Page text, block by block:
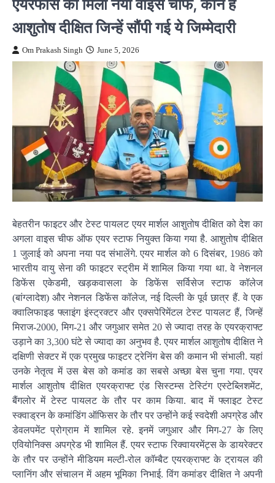
आशुतोष दीक्षित जिन्हें सौंपी गई ये जिम्मेदारी
Om Prakash Singh June 5, 2026
बेहतरीन फाइटर और टेस्ट पायलट एयर मार्शल आशुतोष दीक्षित को देश का
अगला वाइस चीफ ऑफ एयर स्टाफ नियुक्त किया गया है. आशुतोष दीक्षित
1 जुलाई को अपना नया पद संभालेंगे. एयर मार्शल को 6 दिसंबर, 1986 को
भारतीय वायु सेना की फाइटर स्ट्रीम में शामिल किया गया था. वे नेशनल
डिफेंस एकेडमी, खड़कवासला के डिफेंस सर्विसेज स्टाफ कॉलेज
(बांग्लादेश) और नेशनल डिफेंस कॉलेज, नई दिल्ली के पूर्व छात्र हैं. वे एक
क्वालिफाइड फ्लाइंग इंस्ट्रक्टर और एक्सपेरिमेंटल टेस्ट पायलट हैं, जिन्हें
मिराज-2000, मिग-21 और जगुआर समेत 20 से ज्यादा तरह के एयरक्राफ्ट
उड़ाने का 3,300 घंटे से ज्यादा का अनुभव है. एयर मार्शल आशुतोष दीक्षित ने
दक्षिणी सेक्टर में एक प्रमुख फाइटर ट्रेनिंग बेस की कमान भी संभाली. यहां
उनके नेतृत्व में उस बेस को कमांड का सबसे अच्छा बेस चुना गया. एयर
मार्शल आशुतोष दीक्षित एयरक्राफ्ट एंड सिस्टम्स टेस्टिंग एस्टेब्लिशमेंट,
बैंगलोर में टेस्ट पायलट के तौर पर काम किया. बाद में फ्लाइट टेस्ट
स्क्वाड्रन के कमांडिंग ऑफिसर के तौर पर उन्होंने कई स्वदेशी अपग्रेड और
डेवलपमेंट प्रोग्राम में शामिल रहे. इनमें जगुआर और मिग-27 के लिए
एवियोनिक्स अपग्रेड भी शामिल हैं. एयर स्टाफ रिक्वायरमेंट्स के डायरेक्टर
के तौर पर उन्होंने मीडियम मल्टी-रोल कॉम्बैट एयरक्राफ्ट के ट्रायल की
प्लानिंग और संचालन में अहम भूमिका निभाई. विंग कमांडर दीक्षित ने अपनी